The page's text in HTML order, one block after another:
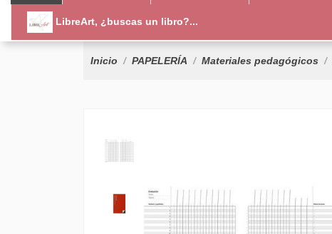
LibreArt, ¿buscas un libro?...
Inicio PAPELERÍA Materiales pedagógicos